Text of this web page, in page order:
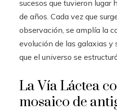
sucesos que tuvieron lugar
de años. Cada vez que
observación, se amplía la
evolución de las galaxias y
que el universo se
La Vía Láctea
mosaico de